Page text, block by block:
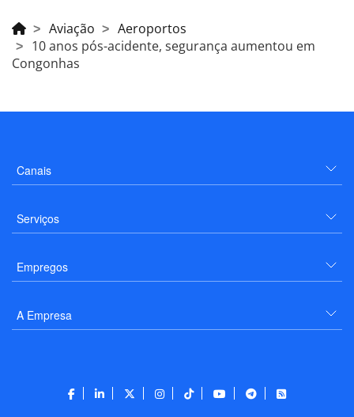
Aviação
Aeroportos
10 anos pós-acidente, segurança aumentou em
Congonhas
Canais
Serviços
Empregos
A Empresa